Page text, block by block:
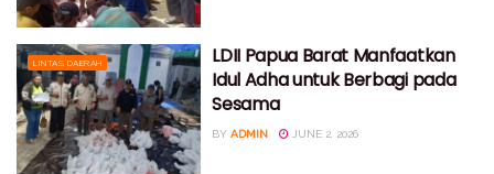
LINTAS DAERAH
LDII Papua Barat Manfaatkan
Idul Adha untuk Berbagi pada
Sesama
BY ADMIN JUNE 2, 2026